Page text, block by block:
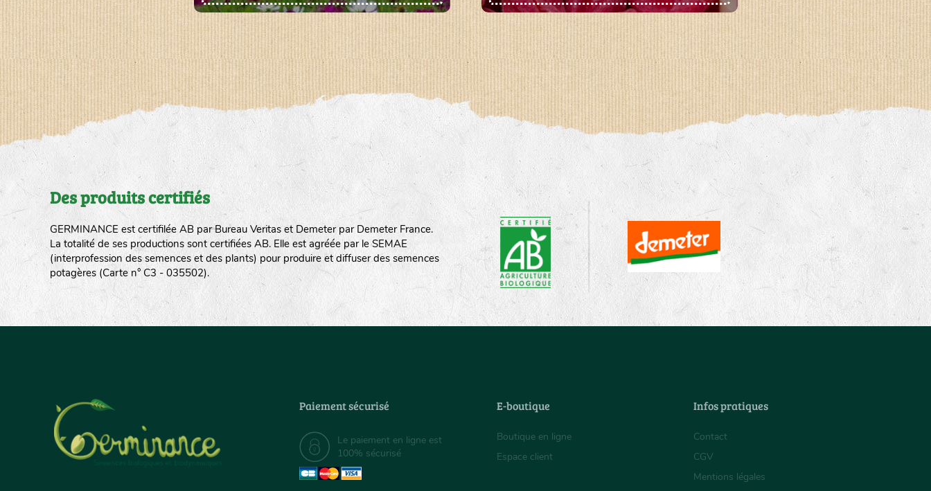
Des produits certifiés
GERMINANCE est certifilée AB par Bureau Veritas et Demeter par Demeter France.
La totalité de ses productions sont certifiées AB. Elle est agréée par le SEMAE
(interprofession des semences et des plants) pour produire et diffuser des semences
potagères (Carte n° C3 - 035502).
Paiement sécurisé
Le paiement en ligne est
100% sécurisé
E-boutique
Boutique en ligne
Espace client
Infos pratiques
Contact
CGV
Mentions légales